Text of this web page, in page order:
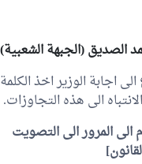
الصديق(الجبهة الشعبية)
اجابة الوزير اخذ الكلمة
الى هذه التجاوزات.
الى المرور الى التصويت